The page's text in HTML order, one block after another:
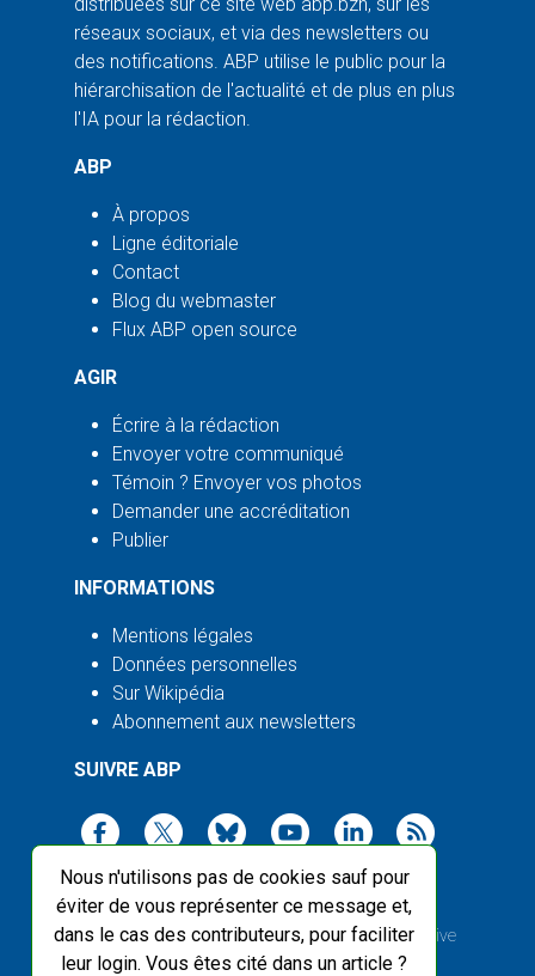
Nous n'utilisons pas de cookies sauf pour
éviter de vous représenter ce message et,
dans le cas des contributeurs, pour faciliter
leur login. Vous êtes cité dans un article ?
distribuées sur ce site web abp.bzh, sur les
réseaux sociaux, et via des newsletters ou
des notifications. ABP utilise le public pour la
hiérarchisation de l'actualité et de plus en plus
l'IA pour la rédaction.
ABP
À propos
Ligne éditoriale
Contact
Blog du webmaster
Flux ABP open source
AGIR
Écrire à la rédaction
Envoyer votre communiqué
Témoin ? Envoyer vos photos
Demander une accréditation
Publier
INFORMATIONS
Mentions légales
Données personnelles
Sur Wikipédia
Abonnement aux newsletters
SUIVRE ABP
2003-2026 ©Agence Bretagne Presse, sauf Creative
Commons